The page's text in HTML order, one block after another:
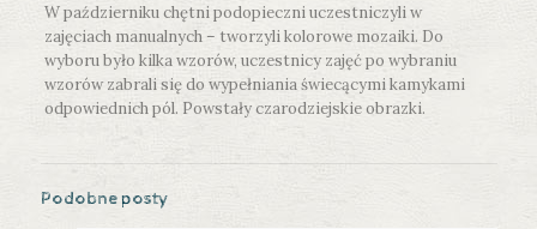
W październiku chętni podopieczni uczestniczyli w
zajęciach manualnych – tworzyli kolorowe mozaiki. Do
wyboru było kilka wzorów, uczestnicy zajęć po wybraniu
wzorów zabrali się do wypełniania świecącymi kamykami
odpowiednich pól. Powstały czarodziejskie obrazki.
Podobne posty